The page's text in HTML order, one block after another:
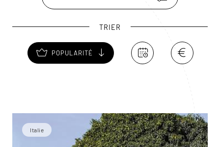
reliées par un pont : sa ville moderne, sans grand
nombreuses églises, où il fait bon séjourner.
TRIER
POPULARITÉ
Italie